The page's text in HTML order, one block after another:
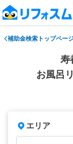
補助金検索トップペー
寿
お風呂
エリア